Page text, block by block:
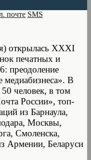
почте SMS
открылась XXXI
печатных и
преодоление
медиабизнеса». В
человек, в том
России», топ-
из Барнаула,
Москвы,
Смоленска,
Армении, Беларуси